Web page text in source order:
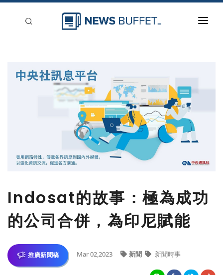
Indosat的故事：極為成功
的公司合併，為印尼賦能
推廣新聞稿 Mar 02,2023 新聞 新聞時事